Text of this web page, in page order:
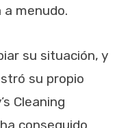
menudo.
su situación, y
su propio
Cleaning
conseguido